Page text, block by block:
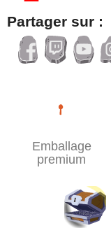
Partager sur :
Emballage
premium